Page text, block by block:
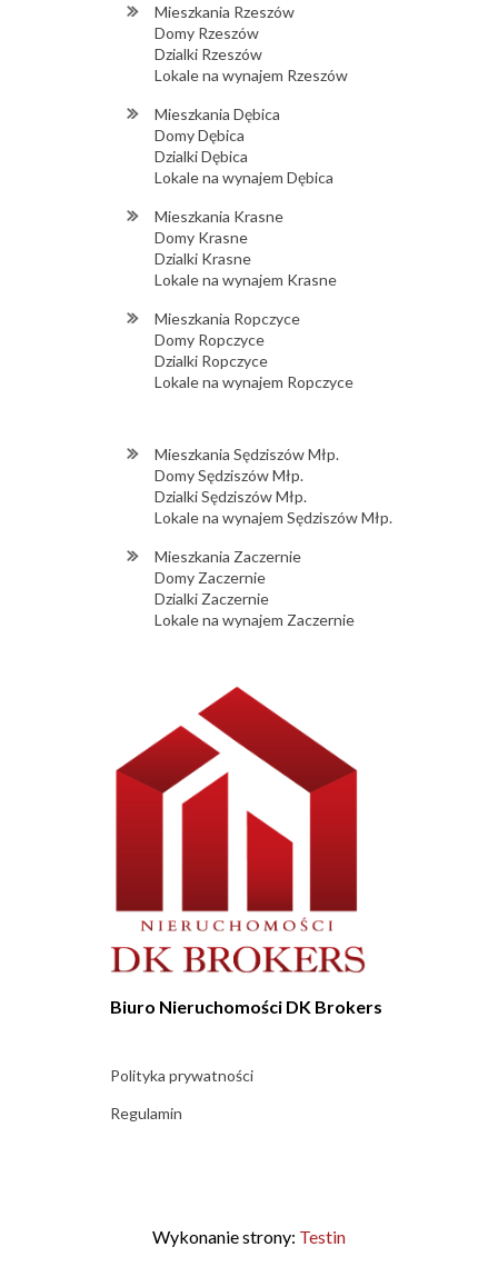
Biuro Nieruchomości DK Brokers
Polityka prywatności
Regulamin
Mieszkania Rzeszów
Domy Rzeszów
Dzialki Rzeszów
Lokale na wynajem Rzeszów
Mieszkania Dębica
Domy Dębica
Dzialki Dębica
Lokale na wynajem Dębica
Mieszkania Krasne
Domy Krasne
Dzialki Krasne
Lokale na wynajem Krasne
Mieszkania Ropczyce
Domy Ropczyce
Dzialki Ropczyce
Lokale na wynajem Ropczyce
Mieszkania Sędziszów Młp.
Domy Sędziszów Młp.
Dzialki Sędziszów Młp.
Lokale na wynajem Sędziszów Młp.
Mieszkania Zaczernie
Domy Zaczernie
Dzialki Zaczernie
Lokale na wynajem Zaczernie
Wykonanie strony: Testin